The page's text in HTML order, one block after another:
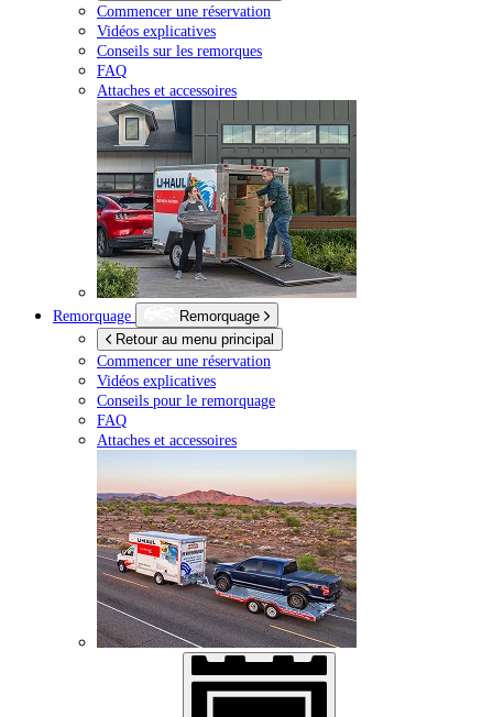
Commencer une réservation
Vidéos explicatives
Conseils sur les remorques
FAQ
Attaches et accessoires
Remorquage
Remorquage
Retour au menu principal
Commencer une réservation
Vidéos explicatives
Conseils pour le remorquage
FAQ
Attaches et accessoires